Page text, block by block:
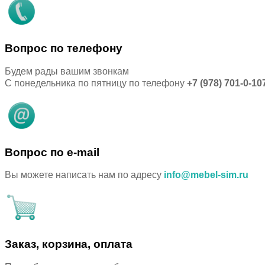
Вопрос по телефону
Будем рады вашим звонкам
С понедельника по пятницу по телефону +7 (978) 701-0-
Вопрос по e-mail
Вы можете написать нам по адресу info@mebel-sim.ru
Заказ, корзина, оплата